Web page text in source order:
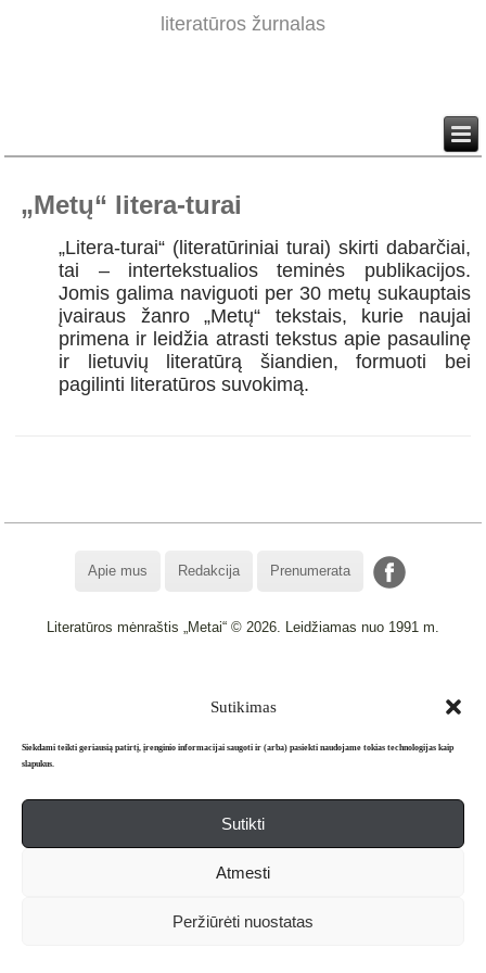
Sutikimas
Siekdami teikti geriausią patirtį, įrenginio informacijai saugoti ir (arba) pasiekti naudojame tokias technologijas kaip
slapukus.
Sutikti
Atmesti
Peržiūrėti nuostatas
literatūros žurnalas
„Metų“ litera-turai
„Litera-turai“ (literatūriniai turai) skirti dabarčiai,
tai – intertekstualios teminės publikacijos.
Jomis galima naviguoti per 30 metų sukauptais
įvairaus žanro „Metų“ tekstais, kurie naujai
primena ir leidžia atrasti tekstus apie pasaulinę
ir lietuvių literatūrą šiandien, formuoti bei
pagilinti literatūros suvokimą.
Apie mus Redakcija Prenumerata
Literatūros mėnraštis „Metai“ © 2026. Leidžiamas nuo 1991 m.